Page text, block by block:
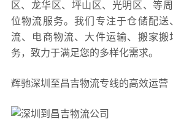
区、龙华区、坪山区、光明区、等
位物流服务。我们专注于仓储配送
流、电商物流、大件运输、搬家搬
务，致力于满足您的多样化需求。
辉驰深圳至昌吉物流专线的高效运营